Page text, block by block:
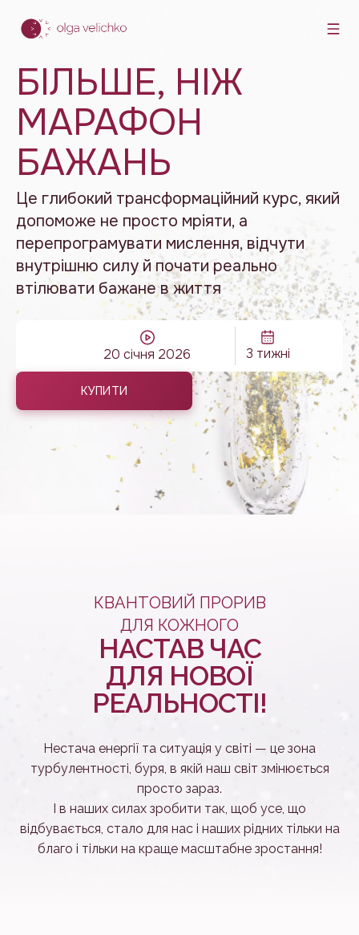
БІЛЬШЕ, НІЖ
МАРАФОН
БАЖАНЬ
Це глибокий трансформаційний курс, який
допоможе не просто мріяти, а
перепрограмувати мислення, відчути
внутрішню силу й почати реально
втілювати бажане в життя
20 січня 2026 3 тижні
КУПИТИ
КВАНТОВИЙ ПРОРИВ
ДЛЯ КОЖНОГО
НАСТАВ ЧАС
ДЛЯ НОВОЇ
РЕАЛЬНОСТІ!
Нестача енергії та ситуація у світі — це зона
турбулентності, буря, в якій наш світ змінюється
просто зараз.
І в наших силах зробити так, щоб усе, що
відбувається, стало для нас і наших рідних тільки на
благо і тільки на краще масштабне зростання!